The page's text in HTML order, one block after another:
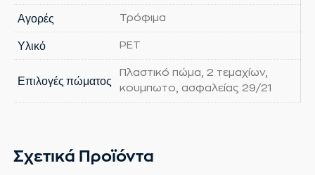
Αγορές Τρόφιμα
Υλικό PET
Επιλογές πώματος
Πλαστικό πώμα, 2 τεμαχίων,
κουμπωτο, ασφαλείας 29/21
Σχετικά Προϊόντα